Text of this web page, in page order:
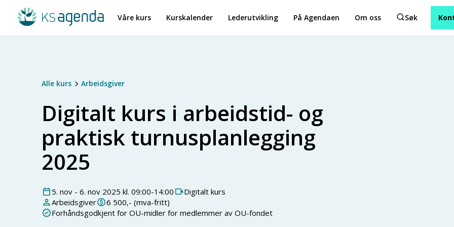
Våre kurs Kurskalender Lederutvikling På Agendaen Om oss Søk
Alle kurs Arbeidsgiver
Digitalt kurs i arbeidstid- og
praktisk turnusplanlegging
2025
5. nov - 6. nov 2025 kl. 09:00-14:00
Digitalt kurs
Arbeidsgiver
6 500,- (mva-fritt)
Forhåndsgodkjent for OU-midler for medlemmer av OU-fondet